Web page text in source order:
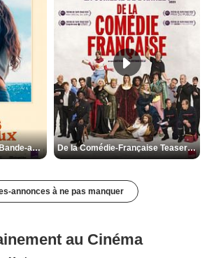
Les Matins merveilleux Bande-annonce VF De la Comédie-Française Teaser VF
annonces à ne pas manquer
au Cinéma